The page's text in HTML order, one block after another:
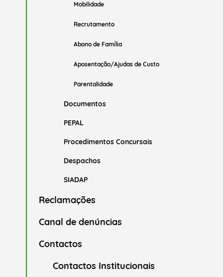
Mobilidade
Recrutamento
Abono de Família
Aposentação/Ajudas de Custo
Parentalidade
Documentos
PEPAL
Procedimentos Concursais
Despachos
SIADAP
Reclamações
Canal de denúncias
Contactos
Contactos Institucionais